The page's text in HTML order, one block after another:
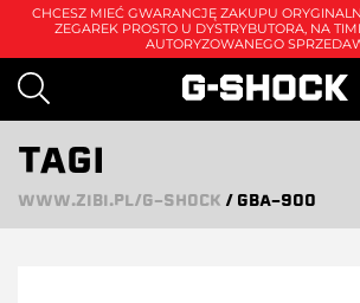
CHCESZ MIEĆ GWARANCJĘ ZAKUPU
ZEGAREK PROSTO U DYSTRYBUTORA, NA
AUTORYZOWANEGO
TAGI
WWW.ZIBI.PL/G-SHOCK / GBA-900